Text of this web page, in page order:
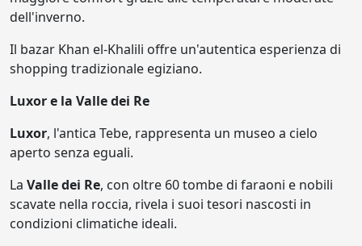
dell'inverno.
Il bazar Khan el-Khalili offre un'autentica esperienza di
shopping tradizionale egiziano.
Luxor e la Valle dei Re
Luxor, l'antica Tebe, rappresenta un museo a cielo
aperto senza eguali.
La Valle dei Re, con oltre 60 tombe di faraoni e nobili
scavate nella roccia, rivela i suoi tesori nascosti in
condizioni climatiche ideali.